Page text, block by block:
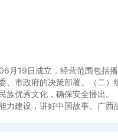
月19日成立，经营范围包括
、市政府的决策部署。（二
族优秀文化，确保安全播出
力建设，讲好中国故事、广